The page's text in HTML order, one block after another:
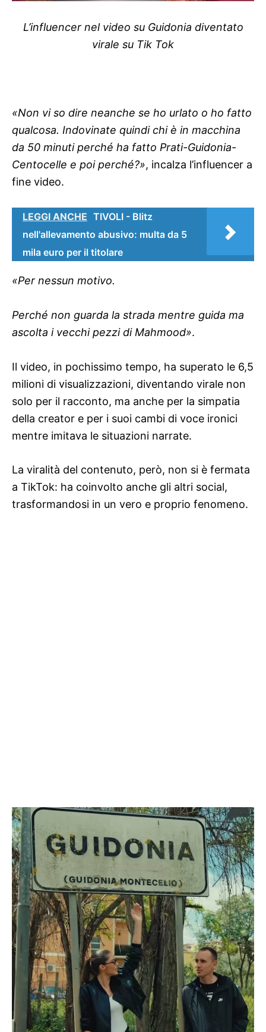
L’influencer nel video su Guidonia diventato
virale su Tik Tok
«Non vi so dire neanche se ho urlato o ho fatto
qualcosa. Indovinate quindi chi è in macchina
da 50 minuti perché ha fatto Prati-Guidonia-
Centocelle e poi perché?», incalza l’influencer a
fine video.
LEGGI ANCHE TIVOLI - Blitz
nell'allevamento abusivo: multa da 5
mila euro per il titolare
«Per nessun motivo.
Perché non guarda la strada mentre guida ma
ascolta i vecchi pezzi di Mahmood».
Il video, in pochissimo tempo, ha superato le 6,5
milioni di visualizzazioni, diventando virale non
solo per il racconto, ma anche per la simpatia
della creator e per i suoi cambi di voce ironici
mentre imitava le situazioni narrate.
La viralità del contenuto, però, non si è fermata
a TikTok: ha coinvolto anche gli altri social,
trasformandosi in un vero e proprio fenomeno.